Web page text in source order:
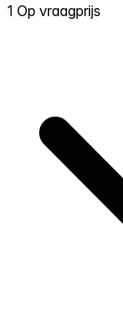
1 Op vraagprijs